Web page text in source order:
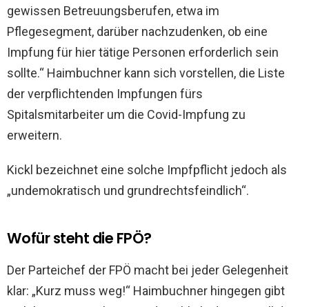
gewissen Betreuungsberufen, etwa im
Pflegesegment, darüber nachzudenken, ob eine
Impfung für hier tätige Personen erforderlich sein
sollte.“ Haimbuchner kann sich vorstellen, die Liste
der verpflichtenden Impfungen fürs
Spitalsmitarbeiter um die Covid-Impfung zu
erweitern.
Kickl bezeichnet eine solche Impfpflicht jedoch als
„undemokratisch und grundrechtsfeindlich“.
Wofür steht die FPÖ?
Der Parteichef der FPÖ macht bei jeder Gelegenheit
klar: „Kurz muss weg!“ Haimbuchner hingegen gibt